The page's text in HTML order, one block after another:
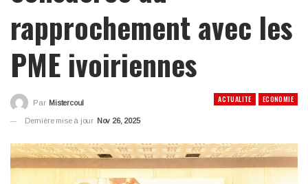
rapprochement avec les
PME ivoiriennes
ACTUALITE ECONOMIE
Par Mistercoul
Dernière mise à jour Nov 26, 2025